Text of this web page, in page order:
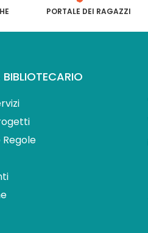
PORTALE DEI RAGAZZI
BIBLIOTECARIO
Regole